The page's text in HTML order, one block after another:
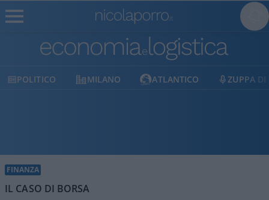
POLITICO MILANO ATLANTICO ZUPPA DI
FINANZA
IL CASO DI BORSA